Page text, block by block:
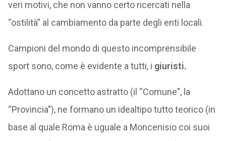
veri motivi, che non vanno certo ricercati nella
“ostilità” al cambiamento da parte degli enti locali.
Campioni del mondo di questo incomprensibile
sport sono, come è evidente a tutti, i giuristi.
Adottano un concetto astratto (il “Comune”, la
“Provincia”), ne formano un idealtipo tutto teorico (in
base al quale Roma è uguale a Moncenisio coi suoi